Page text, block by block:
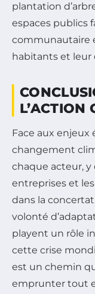
plantation
espaces publics
communautaire
habitants et
L’ACTION
Face aux enjeux
changement
chaque acteur, y
entreprises et
dans la
volonté
playent un rôle
cette crise
est un chemin
emprunter tout